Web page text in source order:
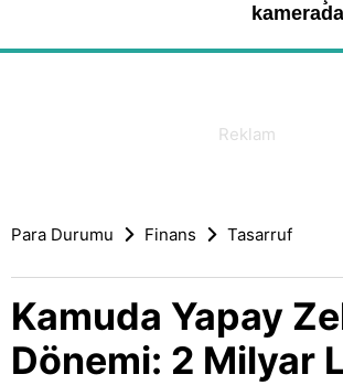
Para Durumu Finans Tasarruf
Kamuda Yapay
Dönemi: 2 Milyar